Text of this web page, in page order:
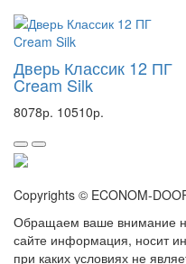
Дверь Классик 12 ПГ
Cream Silk
8078р. 10510р.
Copyrights © ECONOM-
Обращаем ваше внимание
сайте информация, носит
при каких условиях не